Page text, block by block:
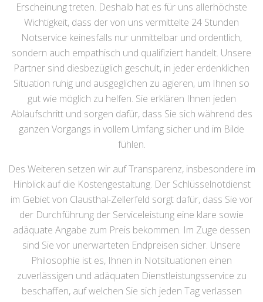
Erscheinung treten. Deshalb hat es für uns allerhöchste
Wichtigkeit, dass der von uns vermittelte 24 Stunden
Notservice keinesfalls nur unmittelbar und ordentlich,
sondern auch empathisch und qualifiziert handelt. Unsere
Partner sind diesbezüglich geschult, in jeder erdenklichen
Situation ruhig und ausgeglichen zu agieren, um Ihnen so
gut wie möglich zu helfen. Sie erklären Ihnen jeden
Ablaufschritt und sorgen dafür, dass Sie sich während des
ganzen Vorgangs in vollem Umfang sicher und im Bilde
fühlen.
Des Weiteren setzen wir auf Transparenz, insbesondere im
Hinblick auf die Kostengestaltung. Der Schlüsselnotdienst
im Gebiet von Clausthal-Zellerfeld sorgt dafür, dass Sie vor
der Durchführung der Serviceleistung eine klare sowie
adäquate Angabe zum Preis bekommen. Im Zuge dessen
sind Sie vor unerwarteten Endpreisen sicher. Unsere
Philosophie ist es, Ihnen in Notsituationen einen
zuverlässigen und adäquaten Dienstleistungsservice zu
beschaffen, auf welchen Sie sich jeden Tag verlassen